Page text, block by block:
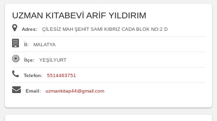
UZMAN KITABEVİ ARİF YILDIRIM
Adres: ÇİLESİZ MAH ŞEHİT SAMİ KIBRIZ CADA BLOK NO:2 D
İl: MALATYA
İlçe: YEŞİLYURT
Telefon: 5514463751
Email: uzmankitap44@gmail.com